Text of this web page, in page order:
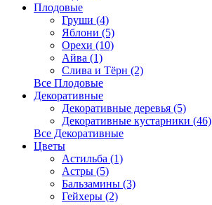
Плодовые
Груши (4)
Яблони (5)
Орехи (10)
Айва (1)
Слива и Тёрн (2)
Все Плодовые
Декоративные
Декоративные деревья (5)
Декоративные кустарники (46)
Все Декоративные
Цветы
Астильба (1)
Астры (5)
Бальзамины (3)
Гейхеры (2)